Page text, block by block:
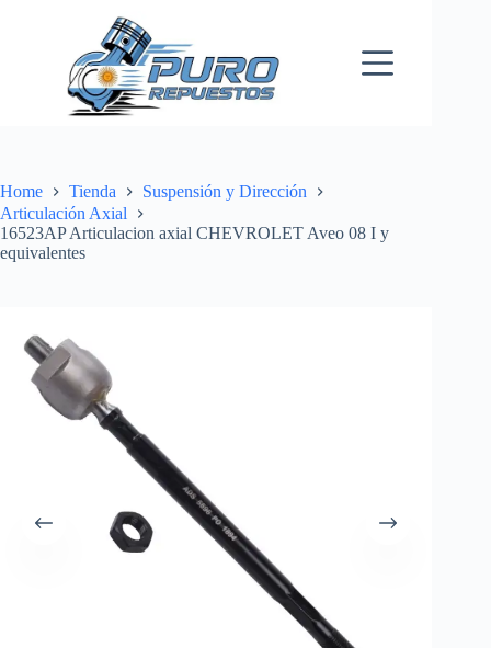
Home Tienda
Suspensión y Dirección
Articulación Axial
16523AP Articulacion axial CHEVROLET Aveo 08 I y
equivalentes